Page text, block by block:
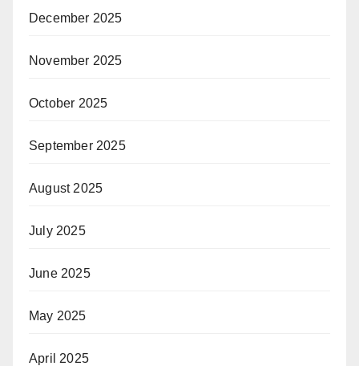
December 2025
November 2025
October 2025
September 2025
August 2025
July 2025
June 2025
May 2025
April 2025